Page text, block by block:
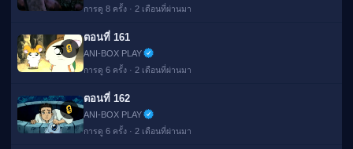
การดู 8 ครั้ง · 2 เดือนที่ผ่านมา
🔒
ตอนที่ 161
ANI-BOX PLAY
การดู 6 ครั้ง · 2 เดือนที่ผ่านมา
🔒
ตอนที่ 162
ANI-BOX PLAY
การดู 6 ครั้ง · 2 เดือนที่ผ่านมา